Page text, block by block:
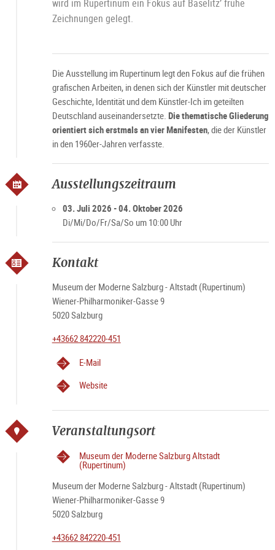
wird im Rupertinum ein Fokus auf Baselitz’ frühe
Zeichnungen gelegt.
Die Ausstellung im Rupertinum legt den Fokus auf die frühen
grafischen Arbeiten, in denen sich der Künstler mit deutscher
Geschichte, Identität und dem Künstler-Ich im geteilten
Deutschland auseinandersetzte. Die thematische Gliederung
orientiert sich erstmals an vier Manifesten, die der Künstler
in den 1960er-Jahren verfasste.
Ausstellungszeitraum
03. Juli 2026 - 04. Oktober 2026
Di/Mi/Do/Fr/Sa/So um 10:00 Uhr
Kontakt
Museum der Moderne Salzburg - Altstadt (Rupertinum)
Wiener-Philharmoniker-Gasse 9
5020 Salzburg
+43662 842220-451
E-Mail
Website
Veranstaltungsort
Museum der Moderne Salzburg Altstadt
(Rupertinum)
Museum der Moderne Salzburg - Altstadt (Rupertinum)
Wiener-Philharmoniker-Gasse 9
5020 Salzburg
+43662 842220-451